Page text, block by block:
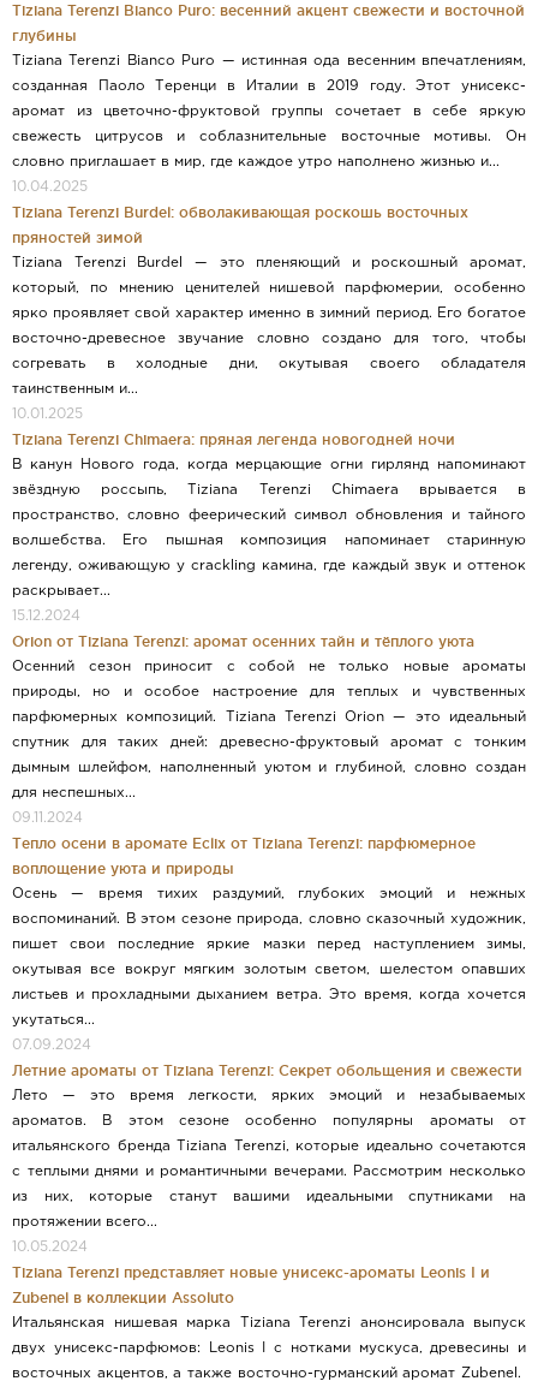
Tiziana Terenzi Bianco Puro: весенний акцент свежести и восточной
глубины
Tiziana Terenzi Bianco Puro — истинная ода весенним впечатлениям,
созданная Паоло Теренци в Италии в 2019 году. Этот унисекс-
аромат из цветочно-фруктовой группы сочетает в себе яркую
свежесть цитрусов и соблазнительные восточные мотивы. Он
словно приглашает в мир, где каждое утро наполнено жизнью и...
10.04.2025
Tiziana Terenzi Burdel: обволакивающая роскошь восточных
пряностей зимой
Tiziana Terenzi Burdel — это пленяющий и роскошный аромат,
который, по мнению ценителей нишевой парфюмерии, особенно
ярко проявляет свой характер именно в зимний период. Его богатое
восточно-древесное звучание словно создано для того, чтобы
согревать в холодные дни, окутывая своего обладателя
таинственным и...
10.01.2025
Tiziana Terenzi Chimaera: пряная легенда новогодней ночи
В канун Нового года, когда мерцающие огни гирлянд напоминают
звёздную россыпь, Tiziana Terenzi Chimaera врывается в
пространство, словно феерический символ обновления и тайного
волшебства. Его пышная композиция напоминает старинную
легенду, оживающую у crackling камина, где каждый звук и оттенок
раскрывает...
15.12.2024
Orion от Tiziana Terenzi: аромат осенних тайн и тёплого уюта
Осенний сезон приносит с собой не только новые ароматы
природы, но и особое настроение для теплых и чувственных
парфюмерных композиций. Tiziana Terenzi Orion — это идеальный
спутник для таких дней: древесно-фруктовый аромат с тонким
дымным шлейфом, наполненный уютом и глубиной, словно создан
для неспешных...
09.11.2024
Тепло осени в аромате Eclix от Tiziana Terenzi: парфюмерное
воплощение уюта и природы
Осень — время тихих раздумий, глубоких эмоций и нежных
воспоминаний. В этом сезоне природа, словно сказочный художник,
пишет свои последние яркие мазки перед наступлением зимы,
окутывая все вокруг мягким золотым светом, шелестом опавших
листьев и прохладными дыханием ветра. Это время, когда хочется
укутаться...
07.09.2024
Летние ароматы от Tiziana Terenzi: Секрет обольщения и свежести
Лето — это время легкости, ярких эмоций и незабываемых
ароматов. В этом сезоне особенно популярны ароматы от
итальянского бренда Tiziana Terenzi, которые идеально сочетаются
с теплыми днями и романтичными вечерами. Рассмотрим несколько
из них, которые станут вашими идеальными спутниками на
протяжении всего...
10.05.2024
Tiziana Terenzi представляет новые унисекс-ароматы Leonis I и
Zubenel в коллекции Assoluto
Итальянская нишевая марка Tiziana Terenzi анонсировала выпуск
двух унисекс-парфюмов: Leonis I с нотками мускуса, древесины и
восточных акцентов, а также восточно-гурманский аромат Zubenel.